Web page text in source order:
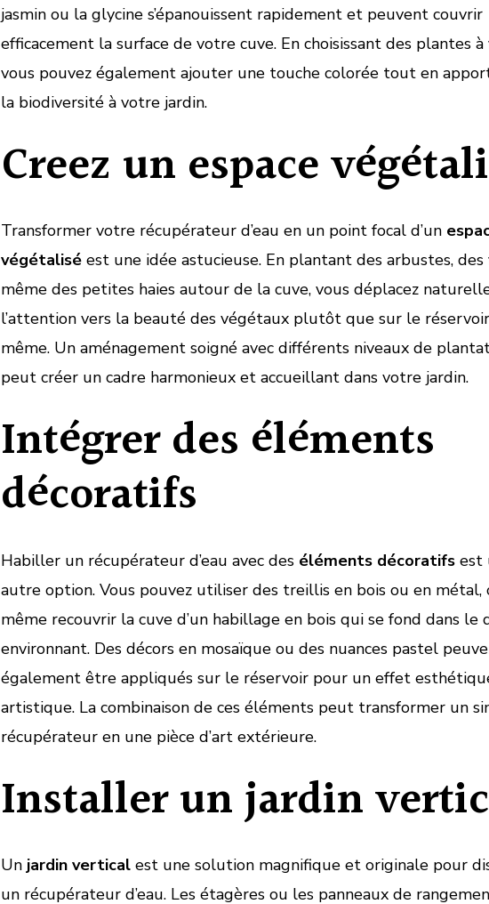
jasmin ou la glycine s’épanouissent rapidement et peuvent couvrir
efficacement la surface de votre cuve. En choisissant des plantes à
vous pouvez également ajouter une touche colorée tout en
la biodiversité à votre jardin.
Creez un espace
Transformer votre récupérateur d’eau en un point focal d’un
végétalisé est une idée astucieuse. En plantant des arbustes,
même des petites haies autour de la cuve, vous déplacez
l’attention vers la beauté des végétaux plutôt que sur le
même. Un aménagement soigné avec différents niveaux de
peut créer un cadre harmonieux et accueillant dans votre jardin.
Intégrer des éléments
décoratifs
Habiller un récupérateur d’eau avec des éléments décoratifs est
autre option. Vous pouvez utiliser des treillis en bois ou en métal,
même recouvrir la cuve d’un habillage en bois qui se fond dans le
environnant. Des décors en mosaïque ou des nuances pastel
également être appliqués sur le réservoir pour un effet
artistique. La combinaison de ces éléments peut transformer un
récupérateur en une pièce d’art extérieure.
Installer un jardin
Un jardin vertical est une solution magnifique et originale pour
un récupérateur d’eau. Les étagères ou les panneaux de